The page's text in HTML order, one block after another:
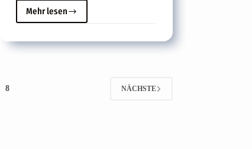
Mehr lesen
Glykeria
&
Aslanidou
8 NÄCHSTE